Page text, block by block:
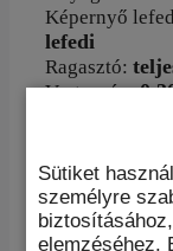
Sütiket
személyre
elemzéséhez.
Képernyő
lefedi
Ragasztó:
Vastagság: